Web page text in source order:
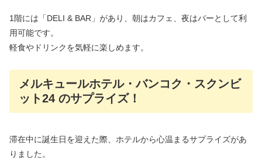
1階には「DELI & BAR」があり、朝はカフェ、夜はバーとして利
用可能です。
軽食やドリンクを気軽に楽しめます。
メルキュールホテル・バンコク・スクンビ
ット24 のサプライズ！
滞在中に誕生日を迎えた際、ホテルから心温まるサプライズがあ
りました。